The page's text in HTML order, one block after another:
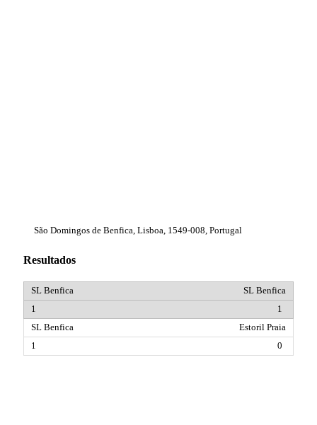
São Domingos de Benfica, Lisboa, 1549-008, Portugal
Resultados
SL Benfica
1
Estoril Praia
0